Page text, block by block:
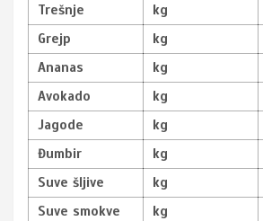
Trešnje
kg
Grejp
kg
Ananas
kg
Avokado
kg
Jagode
kg
Đumbir
kg
Suve šljive
kg
Suve smokve
kg